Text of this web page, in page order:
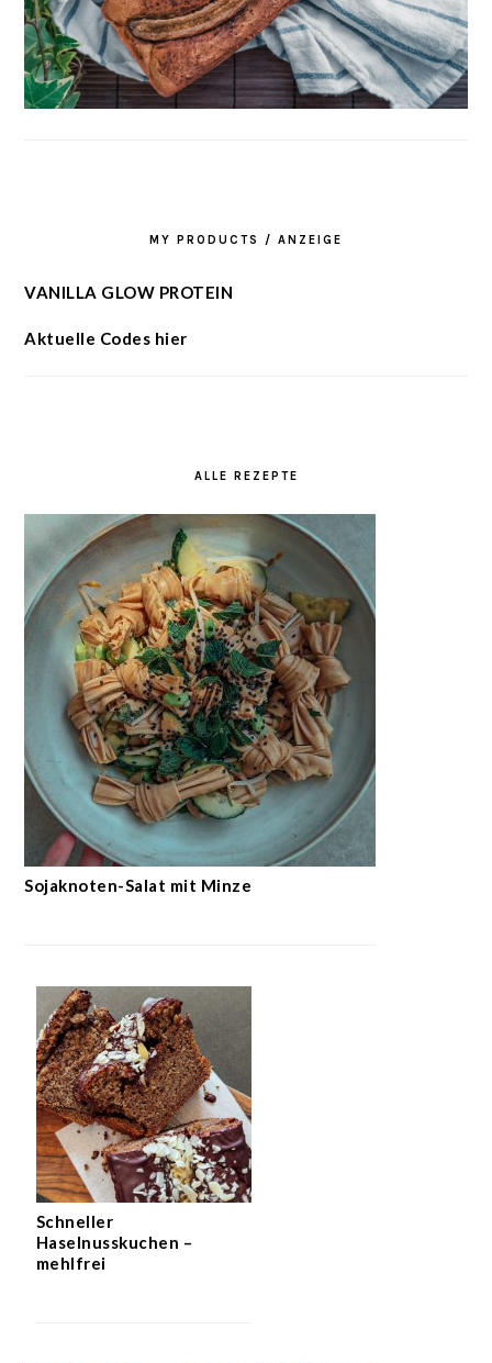
MY PRODUCTS / ANZEIGE
VANILLA GLOW PROTEIN
Aktuelle Codes hier
ALLE REZEPTE
Sojaknoten-Salat mit Minze
Schneller
Haselnusskuchen –
mehlfrei